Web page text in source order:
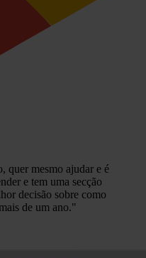
quer mesmo ajudar e é
e tem uma secção
decisão sobre como
de um ano."